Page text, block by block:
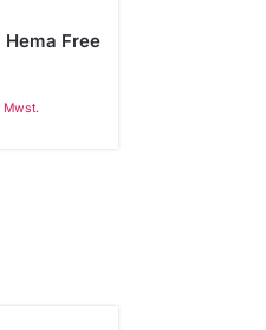
Free
Mwst.